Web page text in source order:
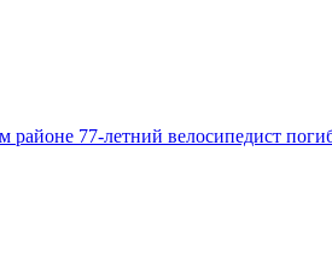
районе 77-летний велосипедист